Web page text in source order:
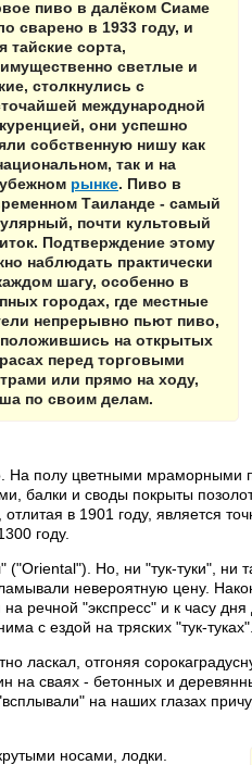
пиво в далёком Сиаме
сварено в 1933 году, и
тайские сорта,
светлые и
столкнулись с
международной
они успешно
собственную нишу как
так и на
рынке. Пиво в
Таиланде - самый
почти культовый
Подтверждение этому
наблюдать практически
шагу, особенно в
городах, где местные
непрерывно пьют пиво,
на открытых
перед торговыми
или прямо на ходу,
по своим делам.
На полу цветными мраморными
балки и своды покрыты
в 1901 году, является
году.
Но, ни "тук-туки", ни
невероятную цену.
на речной "экспресс" и к часу
с ездой на тряских "тук-
ласкал, отгоняя
на сваях - бетонных и
на наших глазах
носами, лодки.